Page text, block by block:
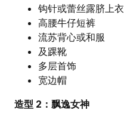
钩针或蕾丝露脐上衣
高腰牛仔短裤
流苏背心或和服
及踝靴
多层首饰
宽边帽
造型 2：飘逸女神